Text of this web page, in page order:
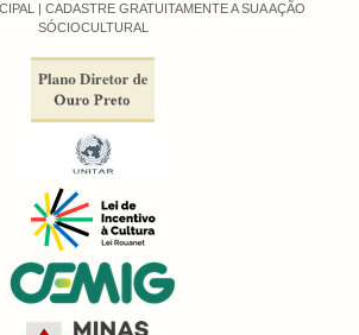
| CADASTRE GRATUITAMENTE A SUA AÇÃO
SÓCIOCULTURAL